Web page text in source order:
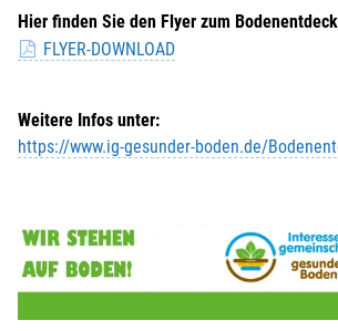
Hier finden Sie den Flyer zum
FLYER-DOWNLOAD
Weitere Infos unter:
https://www.ig-gesunder-boden.de/